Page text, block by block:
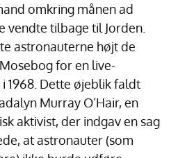
omkring månen ad
vendte tilbage til Jorden.
astronauterne højt de
for en live-
1968. Dette øjeblik faldt
Murray O’Hair, en
aktivist, der indgav en sag
at astronauter (som